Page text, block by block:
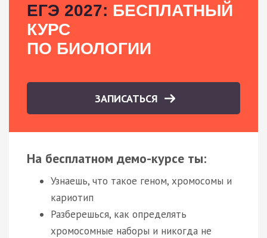
ЕГЭ 2027: БЕСПЛАТНЫЙ
КУРС
ПО БИОЛОГИИ
ЗАПИСАТЬСЯ
На бесплатном демо-курсе ты:
Узнаешь, что такое геном, хромосомы и
кариотип
Разберешься, как определять
хромосомные наборы и никогда не